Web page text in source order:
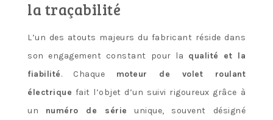
la traçabilité
L’un des atouts majeurs du fabricant réside dans
son engagement constant pour la qualité et la
fiabilité. Chaque moteur de volet roulant
électrique fait l’objet d’un suivi rigoureux grâce à
un numéro de série unique, souvent désigné